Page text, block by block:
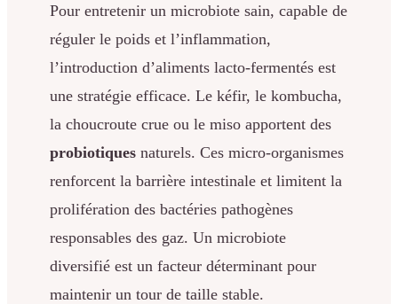
Pour entretenir un microbiote sain, capable de
réguler le poids et l’inflammation,
l’introduction d’aliments lacto-fermentés est
une stratégie efficace. Le kéfir, le kombucha,
la choucroute crue ou le miso apportent des
probiotiques naturels. Ces micro-organismes
renforcent la barrière intestinale et limitent la
prolifération des bactéries pathogènes
responsables des gaz. Un microbiote
diversifié est un facteur déterminant pour
maintenir un tour de taille stable.